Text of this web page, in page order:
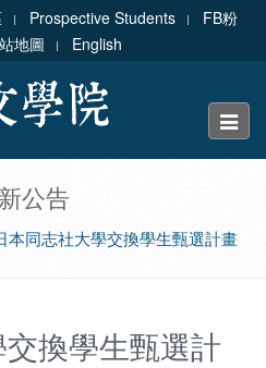
Prospective Students
FB粉
地圖 English
Toggle
公告
本同志社大學交換學生甄選計畫
換學生甄選計